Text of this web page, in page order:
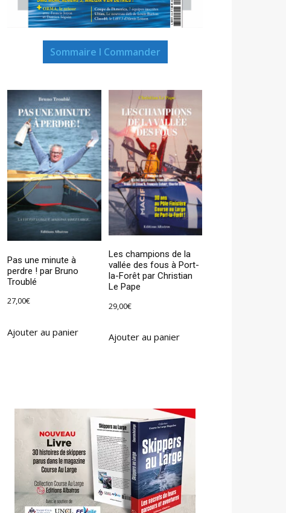
Sommaire I Commander
Pas une minute à
perdre ! par Bruno
Troublé
27,00€
Ajouter au panier
Les champions de la
vallée des fous à Port-
la-Forêt par Christian
Le Pape
29,00€
Ajouter au panier